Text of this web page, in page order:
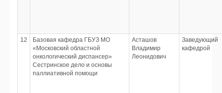
12
Базовая кафедра ГБУЗ МО
«Московский областной
онкологический диспансер»
Сестринское дело и основы
паллиативной помощи
Асташов
Владимир
Леонидович
Заведующий
кафедрой